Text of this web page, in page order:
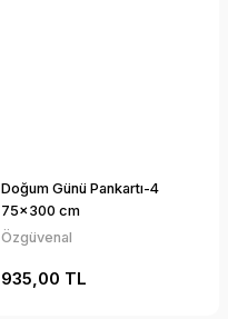
Doğum Günü Pankartı-4
75x300 cm
Özgüvenal
935,00 TL